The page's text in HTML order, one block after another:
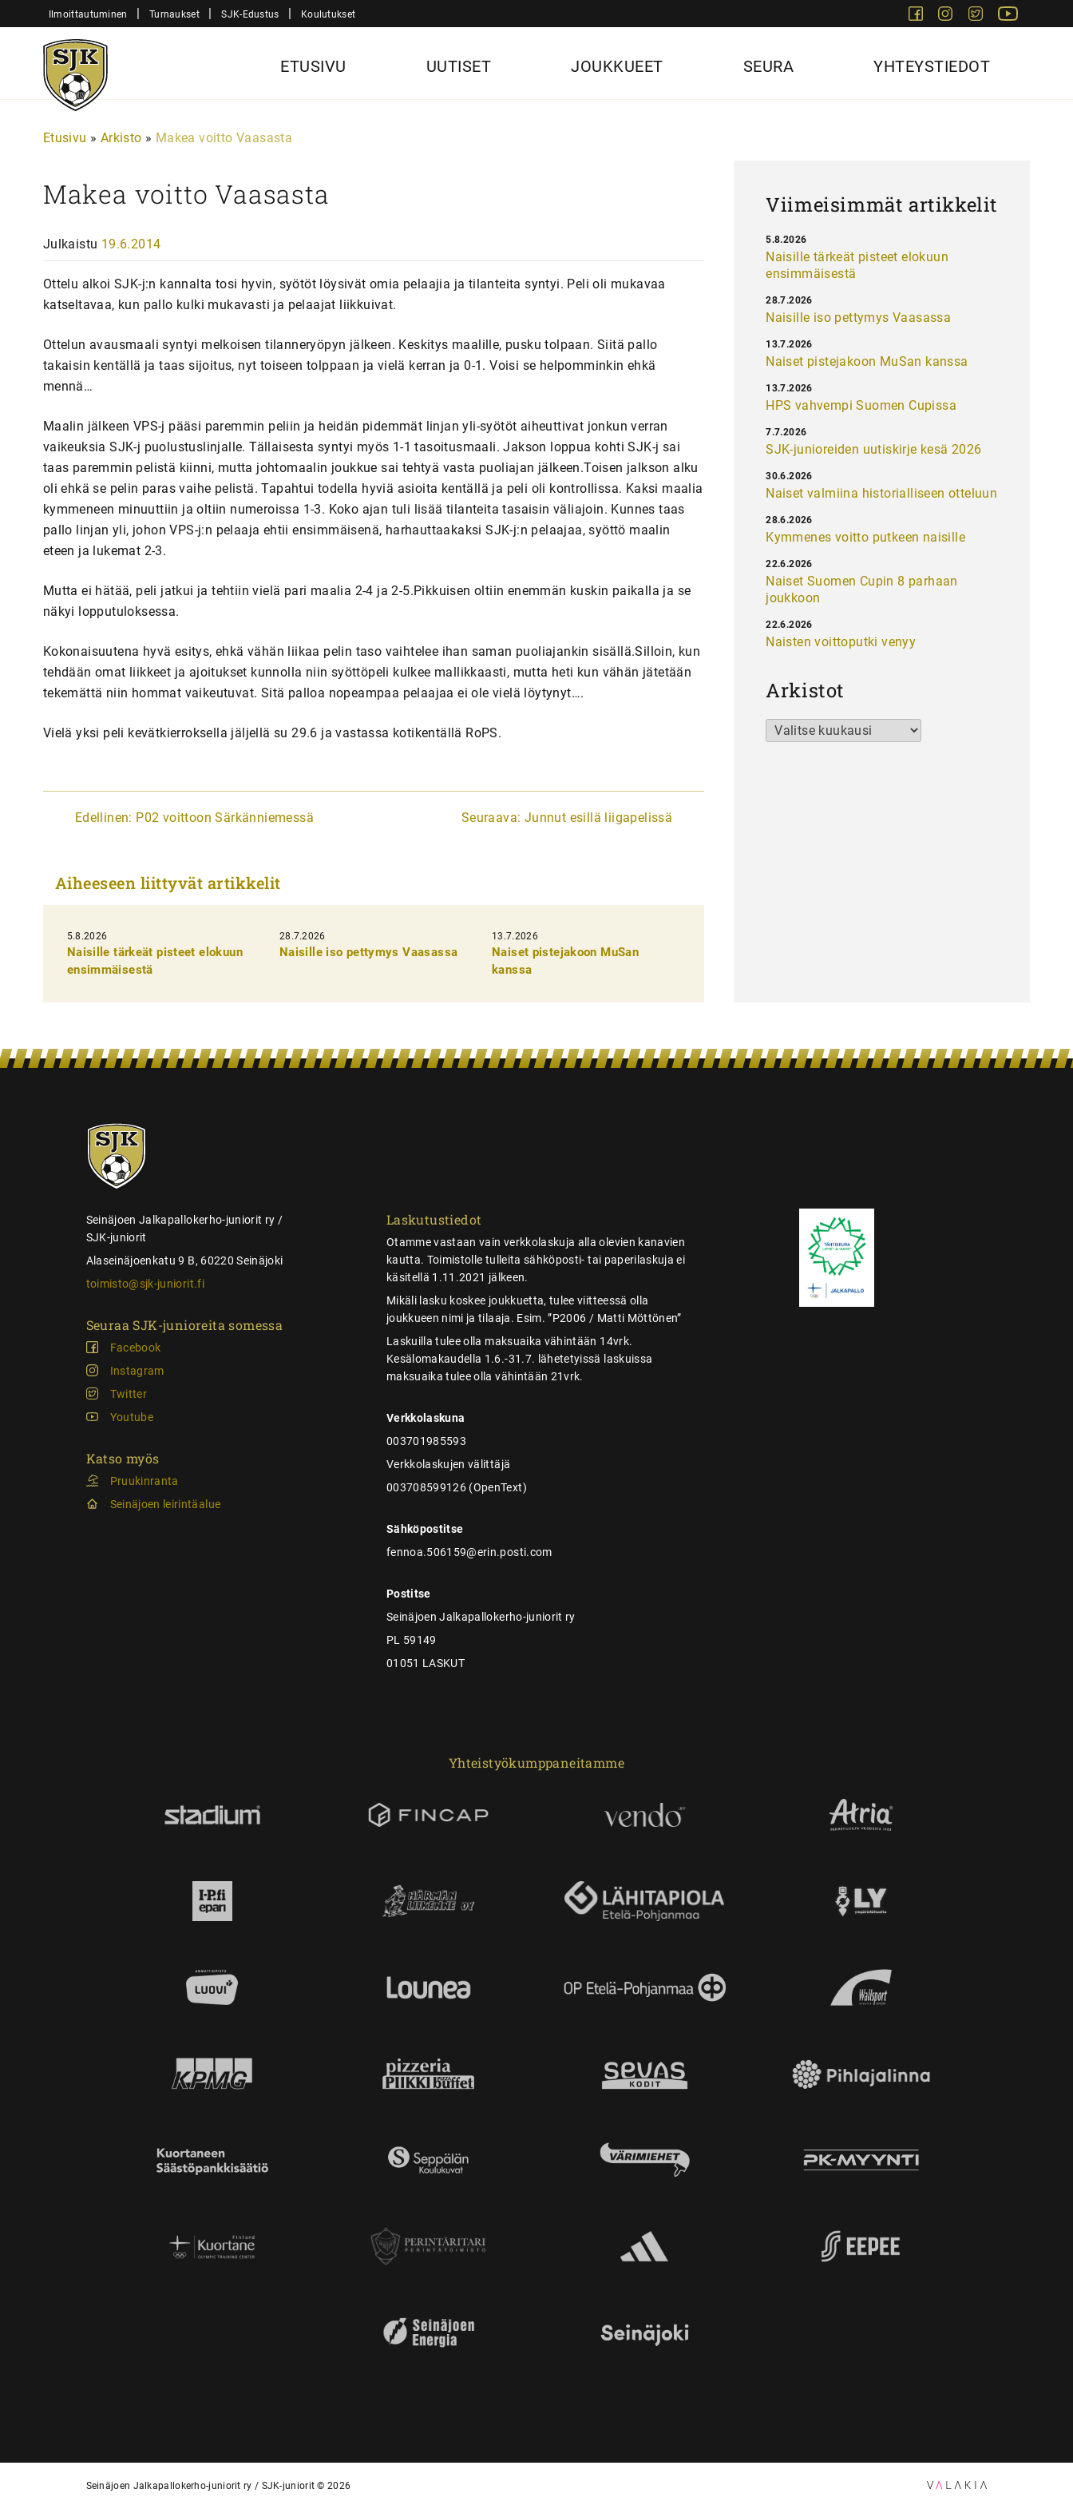
sisältöön
Ilmoittautuminen | Turnaukset | SJK-Edustus | Koulutukset FacebookInstagram
Twitter
Sjk-
Juniorit
ETUSIVU UUTISET JOUKKUEET SEURA YHTEYSTIEDOT
Etusivu » Arkisto » Makea voitto Vaasasta
Makea voitto Vaasasta
Julkaistu 19.6.2014
Ottelu alkoi SJK-j:n kannalta tosi hyvin, syötöt löysivät omia pelaajia ja tilanteita syntyi. Peli oli mukavaa
katseltavaa, kun pallo kulki mukavasti ja pelaajat liikkuivat.
Ottelun avausmaali syntyi melkoisen tilanneryöpyn jälkeen. Keskitys maalille, pusku tolpaan. Siitä pallo
takaisin kentällä ja taas sijoitus, nyt toiseen tolppaan ja vielä kerran ja 0-1. Voisi se helpomminkin ehkä
mennä…
Maalin jälkeen VPS-j pääsi paremmin peliin ja heidän pidemmät linjan yli-syötöt aiheuttivat jonkun verran
vaikeuksia SJK-j puolustuslinjalle. Tällaisesta syntyi myös 1-1 tasoitusmaali. Jakson loppua kohti SJK-j sai
taas paremmin pelistä kiinni, mutta johtomaalin joukkue sai tehtyä vasta puoliajan jälkeen.Toisen jalkson alku
oli ehkä se pelin paras vaihe pelistä. Tapahtui todella hyviä asioita kentällä ja peli oli kontrollissa. Kaksi maalia
kymmeneen minuuttiin ja oltiin numeroissa 1-3. Koko ajan tuli lisää tilanteita tasaisin väliajoin. Kunnes taas
pallo linjan yli, johon VPS-j:n pelaaja ehtii ensimmäisenä, harhauttaakaksi SJK-j:n pelaajaa, syöttö maalin
eteen ja lukemat 2-3.
Mutta ei hätää, peli jatkui ja tehtiin vielä pari maalia 2-4 ja 2-5.Pikkuisen oltiin enemmän kuskin paikalla ja se
näkyi lopputuloksessa.
Kokonaisuutena hyvä esitys, ehkä vähän liikaa pelin taso vaihtelee ihan saman puoliajankin sisällä.Silloin, kun
tehdään omat liikkeet ja ajoitukset kunnolla niin syöttöpeli kulkee mallikkaasti, mutta heti kun vähän jätetään
tekemättä niin hommat vaikeutuvat. Sitä palloa nopeampaa pelaajaa ei ole vielä löytynyt….
Vielä yksi peli kevätkierroksella jäljellä su 29.6 ja vastassa kotikentällä RoPS.
A
i
k
e
n
Edellinen: P02 voittoon Särkänniemessä Seuraava: Junnut esillä liigapelissä
Aiheeseen liittyvät artikkelit
5.8.2026
Naisille tärkeät pisteet elokuun
ensimmäisestä
28.7.2026
Naisille iso pettymys Vaasassa
13.7.2026
Naiset pistejakoon MuSan
kanssa
Viimeisimmät artikkelit
Naisille tärkeät pisteet elokuun
ensimmäisestä
5.8.2026
Naisille iso pettymys Vaasassa
28.7.2026
Naiset pistejakoon MuSan kanssa
13.7.2026
HPS vahvempi Suomen Cupissa
13.7.2026
SJK-junioreiden uutiskirje kesä 2026
7.7.2026
Naiset valmiina historialliseen otteluun
30.6.2026
Kymmenes voitto putkeen naisille
28.6.2026
Naiset Suomen Cupin 8 parhaan
joukkoon
22.6.2026
Naisten voittoputki venyy
22.6.2026
Arkistot
Arkistot
SJK-
juniorit
Seinäjoen Jalkapallokerho-juniorit ry /
SJK-juniorit
Alaseinäjoenkatu 9 B, 60220 Seinäjoki
toimisto@sjk-juniorit.fi
Seuraa SJK-junioreita somessa
Facebook
Instagram
Twitter
Youtube
Katso myös
Pruukinranta
Seinäjoen leirintäalue
Laskutustiedot
Otamme vastaan vain verkkolaskuja alla olevien kanavien
kautta. Toimistolle tulleita sähköposti- tai paperilaskuja ei
käsitellä 1.11.2021 jälkeen.
Mikäli lasku koskee joukkuetta, tulee viitteessä olla
joukkueen nimi ja tilaaja. Esim. ”P2006 / Matti Möttönen”
Laskuilla tulee olla maksuaika vähintään 14vrk.
Kesälomakaudella 1.6.-31.7. lähetetyissä laskuissa
maksuaika tulee olla vähintään 21vrk.
Verkkolaskuna
003701985593
Verkkolaskujen välittäjä
003708599126 (OpenText)
Sähköpostitse
fennoa.506159@erin.posti.com
Postitse
Seinäjoen Jalkapallokerho-juniorit ry
PL 59149
01051 LASKUT
Yhteistyökumppaneitamme
Seinäjoen Jalkapallokerho-juniorit ry / SJK-juniorit © 2026